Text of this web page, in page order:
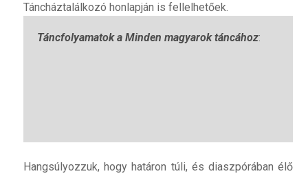
Táncháztalálkozó honlapján is fellelhetőek.
Táncfolyamatok a Minden magyarok táncához:
Hangsúlyozzuk, hogy határon túli, és diaszpórában élő